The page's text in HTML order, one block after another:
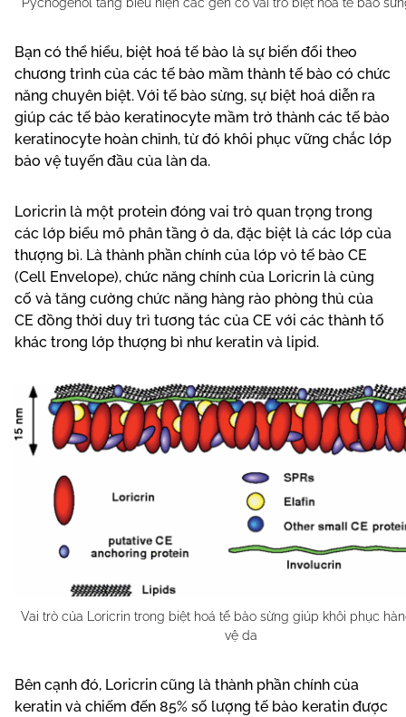
Bạn có thể hiểu, biệt hoá tế bào là sự biến đổi theo
chương trình của các tế bào mầm thành tế bào có chức
năng chuyên biệt. Với tế bào sừng, sự biệt hoá diễn ra
giúp các tế bào keratinocyte mầm trở thành các tế bào
keratinocyte hoàn chỉnh, từ đó khôi phục vững chắc lớp
bảo vệ tuyến đầu của làn da.
Loricrin là một protein đóng vai trò quan trọng trong
các lớp biểu mô phân tầng ở da, đặc biệt là các lớp của
thượng bì. Là thành phần chính của lớp vỏ tế bào CE
(Cell Envelope), chức năng chính của Loricrin là củng
cố và tăng cường chức năng hàng rào phòng thủ của
CE đồng thời duy trì tương tác của CE với các thành tố
khác trong lớp thượng bì như keratin và lipid.
Vai trò của Loricrin trong biệt hoá tế bào sừng giúp khôi phục
vệ da
Bên cạnh đó, Loricrin cũng là thành phần chính của
keratin và chiếm đến 85% số lượng tế bào keratin được